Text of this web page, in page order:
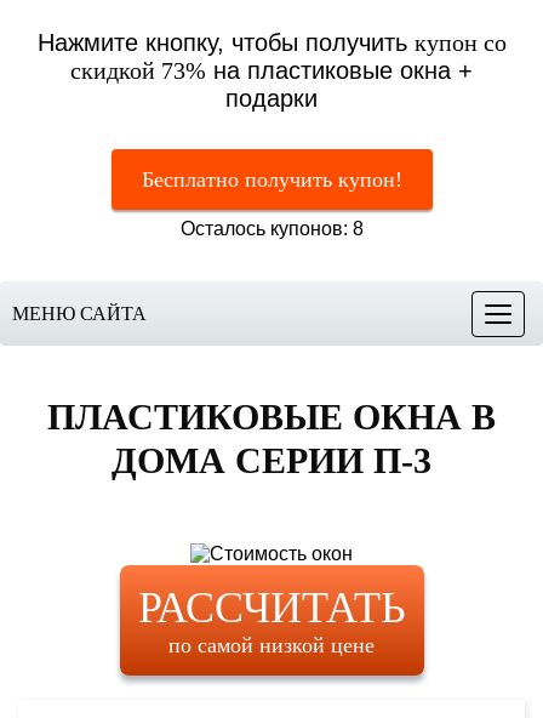
Нажмите кнопку, чтобы получить купон со
скидкой 73% на пластиковые окна +
подарки
Бесплатно получить купон!
Осталось купонов: 8
Меню
МЕНЮ САЙТА
ПЛАСТИКОВЫЕ ОКНА В
ДОМА СЕРИИ П-3
РАССЧИТАТЬ
по самой низкой цене